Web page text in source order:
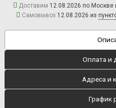
Доставим 12.08.2026 по Москве
Самовывоз 12.08.2026 из
Оплата и
Адреса и
График